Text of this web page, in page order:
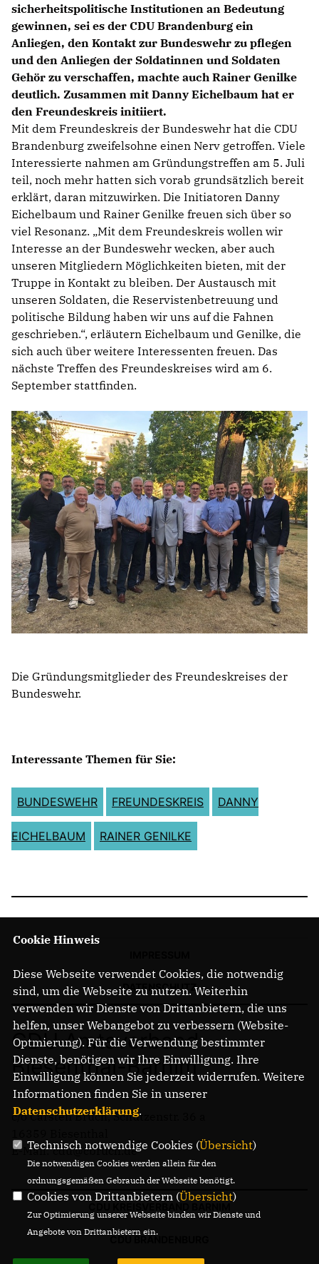
sicherheitspolitische Institutionen an Bedeutung
gewinnen, sei es der CDU Brandenburg ein
Anliegen, den Kontakt zur Bundeswehr zu pflegen
und den Anliegen der Soldatinnen und Soldaten
Gehör zu verschaffen, machte auch Rainer Genilke
deutlich. Zusammen mit Danny Eichelbaum hat er
den Freundeskreis initiiert.
Mit dem Freundeskreis der Bundeswehr hat die CDU
Brandenburg zweifelsohne einen Nerv getroffen. Viele
Interessierte nahmen am Gründungstreffen am 5. Juli
teil, noch mehr hatten sich vorab grundsätzlich bereit
erklärt, daran mitzuwirken. Die Initiatoren Danny
Eichelbaum und Rainer Genilke freuen sich über so
viel Resonanz. „Mit dem Freundeskreis wollen wir
Interesse an der Bundeswehr wecken, aber auch
unseren Mitgliedern Möglichkeiten bieten, mit der
Truppe in Kontakt zu bleiben. Der Austausch mit
unseren Soldaten, die Reservistenbetreuung und
politische Bildung haben wir uns auf die Fahnen
geschrieben.“, erläutern Eichelbaum und Genilke, die
sich auch über weitere Interessenten freuen. Das
nächste Treffen des Freundeskreises wird am 6.
September stattfinden.
Die Gründungsmitglieder des Freundeskreises der
Bundeswehr.
Interessante Themen für Sie:
BUNDESWEHR FREUNDESKREIS DANNY
EICHELBAUM RAINER GENILKE
DATENSCHUTZ
CDU Amtsverband
Biesenthal-Barnim
c/o Carsten Bruch, Schützenstr. 36 a
E-Mail: cdu@cbruch.de
Cookie Hinweis
Diese Webseite verwendet Cookies, die notwendig
sind, um die Webseite zu nutzen. Weiterhin
verwenden wir Dienste von Drittanbietern, die uns
helfen, unser Webangebot zu verbessern (Website-
Optmierung). Für die Verwendung bestimmter
Dienste, benötigen wir Ihre Einwilligung. Ihre
Einwilligung können Sie jederzeit widerrufen. Weitere
Informationen finden Sie in unserer
Datenschutzerklärung.
Technisch notwendige Cookies (Übersicht)
Die notwendigen Cookies werden allein für den
ordnungsgemäßen Gebrauch der Webseite benötigt.
Cookies von Drittanbietern (Übersicht)
Zur Optimierung unserer Webseite binden wir Dienste und
Angebote von Drittanbietern ein.